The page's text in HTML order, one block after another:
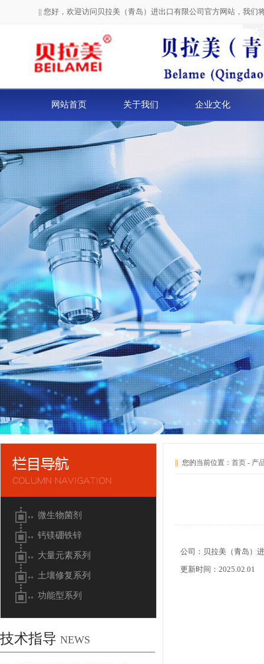
|| 您好，欢迎访问贝拉美（青岛）进出口有限公司官方网站，我们
网站首页 关于我们 企业文化
微生物菌剂
钙镁硼铁锌
大量元素系列
土壤修复系列
功能型系列
技术指导 NEWS
您的当前位置： 首页 - 产
公司：贝拉美（青岛）
更新时间：2025.02.01